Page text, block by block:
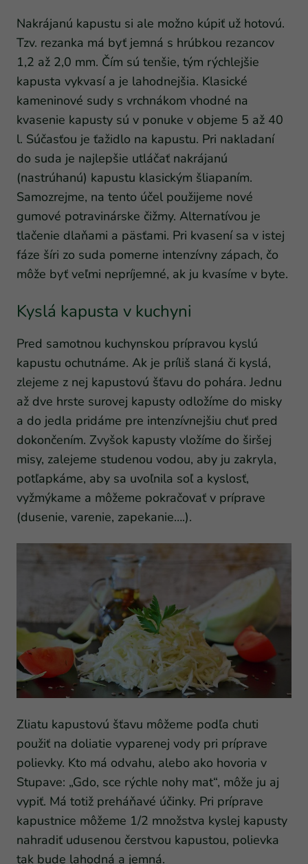
Nakrájanú kapustu si ale možno kúpiť už hotovú.
Tzv. rezanka má byť jemná s hrúbkou rezancov
1,2 až 2,0 mm. Čím sú tenšie, tým rýchlejšie
kapusta vykvasí a je lahodnejšia. Klasické
kameninové sudy s vrchnákom vhodné na
kvasenie kapusty sú v ponuke v objeme 5 až 40
l. Súčasťou je ťažidlo na kapustu. Pri nakladaní
do suda je najlepšie utláčať nakrájanú
(nastrúhanú) kapustu klasickým šliapaním.
Samozrejme, na tento účel použijeme nové
gumové potravinárske čižmy. Alternatívou je
tlačenie dlaňami a päsťami. Pri kvasení sa v istej
fáze šíri zo suda pomerne intenzívny zápach, čo
môže byť veľmi nepríjemné, ak ju kvasíme v byte.
Kyslá kapusta v kuchyni
Pred samotnou kuchynskou prípravou kyslú
kapustu ochutnáme. Ak je príliš slaná či kyslá,
zlejeme z nej kapustovú šťavu do pohára. Jednu
až dve hrste surovej kapusty odložíme do misky
a do jedla pridáme pre intenzívnejšiu chuť pred
dokončením. Zvyšok kapusty vložíme do širšej
misy, zalejeme studenou vodou, aby ju zakryla,
potľapkáme, aby sa uvoľnila soľ a kyslosť,
vyžmýkame a môžeme pokračovať v príprave
(dusenie, varenie, zapekanie….).
Zliatu kapustovú šťavu môžeme podľa chuti
použiť na doliatie vyparenej vody pri príprave
polievky. Kto má odvahu, alebo ako hovoria v
Stupave: „Gdo, sce rýchle nohy mat“, môže ju aj
vypiť. Má totiž preháňavé účinky. Pri príprave
kapustnice môžeme 1/2 množstva kyslej kapusty
nahradiť udusenou čerstvou kapustou, polievka
tak bude lahodná a jemná.